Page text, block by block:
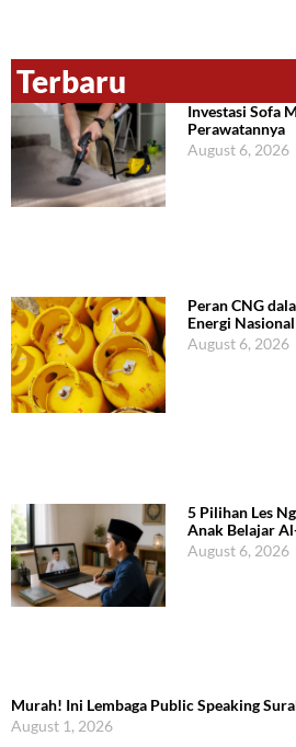
Terbaru
Investasi Sofa
Perawatannya
August 6, 2026
Peran CNG
Energi Nasional
August 6, 2026
5 Pilihan Les
Anak Belajar
August 6, 2026
Murah! Ini Lembaga Public Speaking
August 1, 2026